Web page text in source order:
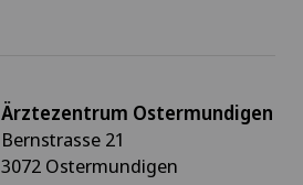
Ärztezentrum Ostermundigen
Bernstrasse 21
3072 Ostermundigen